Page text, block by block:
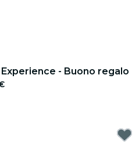
- Buono regalo